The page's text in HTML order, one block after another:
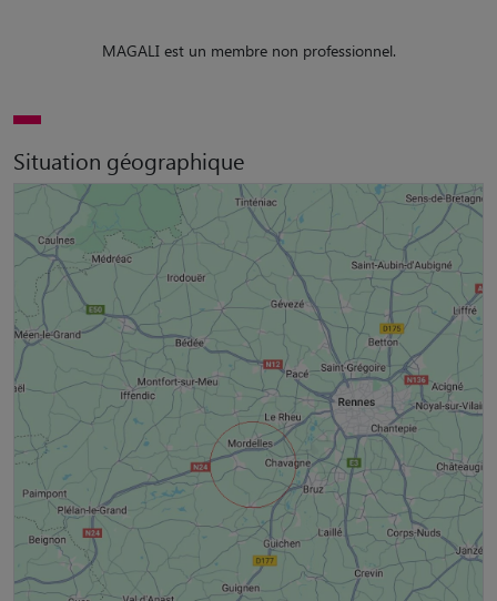
MAGALI est un membre non professionnel.
Situation géographique